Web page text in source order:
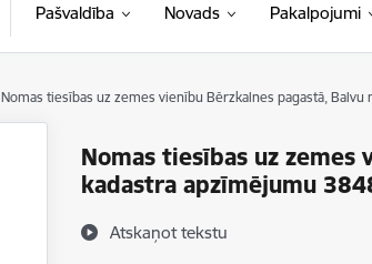
Pašvaldība Novads Pakalpojumi
Nomas tiesības uz zemes vienību Bērzkalnes pagastā,
Nomas tiesības uz zemes
kadastra apzīmējumu
Atskaņot tekstu